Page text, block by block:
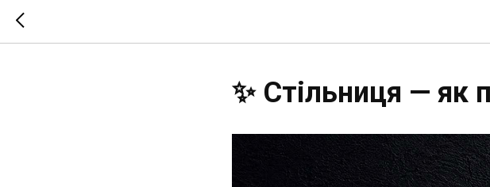
✨ Стільниця — як